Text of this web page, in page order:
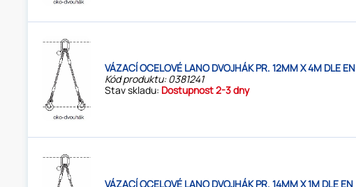
VÁZACÍ OCELOVÉ LANO DVOJHÁK PR. 12MM X 4M DLE EN
Kód produktu: 0381241
Stav skladu: Dostupnost 2-3 dny
VÁZACÍ OCELOVÉ LANO DVOJHÁK PR. 14MM X 1M DLE EN